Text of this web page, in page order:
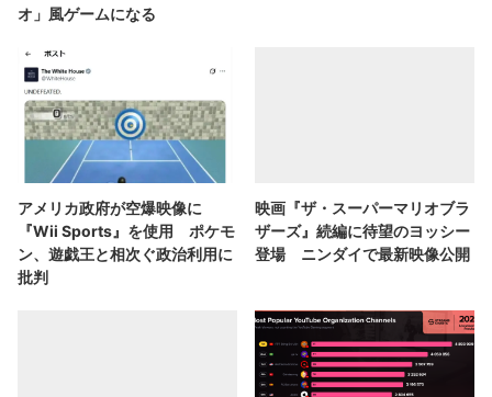
オ」風ゲームになる
アメリカ政府が空爆映像に
『Wii Sports』を使用 ポケモ
ン、遊戯王と相次ぐ政治利用に
批判
映画『ザ・スーパーマリオブラ
ザーズ』続編に待望のヨッシー
登場 ニンダイで最新映像公開